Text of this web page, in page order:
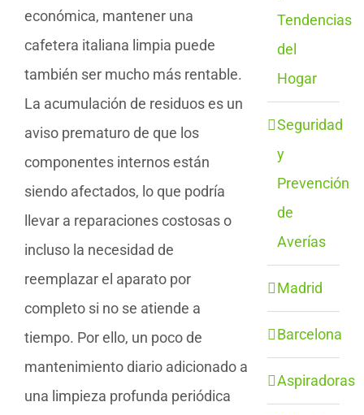
económica, mantener una
cafetera italiana limpia puede
también ser mucho más rentable.
La acumulación de residuos es un
aviso prematuro de que los
componentes internos están
siendo afectados, lo que podría
llevar a reparaciones costosas o
incluso la necesidad de
reemplazar el aparato por
completo si no se atiende a
tiempo. Por ello, un poco de
mantenimiento diario adicionado a
una limpieza profunda periódica
Tendencias
del
Hogar
Seguridad
y
Prevención
de
Averías
Madrid
Barcelona
Aspiradoras